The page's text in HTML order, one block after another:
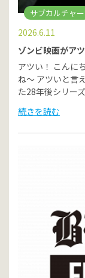
サブカルチャー
2026.6.11
ゾンビ映画がア
アツい！ こんに
ね〜 アツいと言
た28年後シリー
続きを読む